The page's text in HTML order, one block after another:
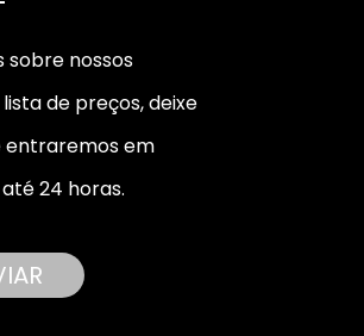
sobre nossos
de preços, deixe
entraremos em
24 horas.